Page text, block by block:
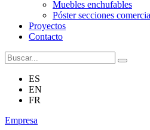
Muebles enchufables
Póster secciones
Proyectos
Contacto
ES
EN
FR
Empresa